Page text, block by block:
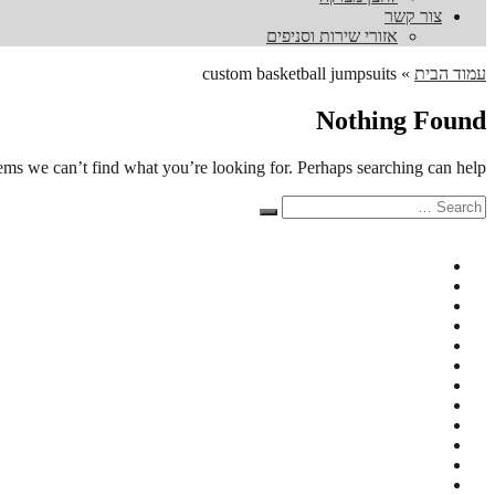
צור קשר
אזורי שירות וסניפים
עמוד הבית »
custom basketball jumpsuits
Nothing Found
we can’t find what you’re looking for. Perhaps searching can help.
Search
for:
Search